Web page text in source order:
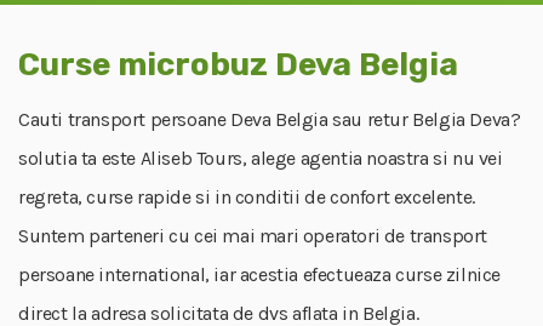
Curse microbuz Deva Belgia
Cauti transport persoane Deva Belgia sau retur Belgia Deva?
solutia ta este Aliseb Tours, alege agentia noastra si nu vei
regreta, curse rapide si in conditii de confort excelente.
Suntem parteneri cu cei mai mari operatori de transport
persoane international, iar acestia efectueaza curse zilnice
direct la adresa solicitata de dvs aflata in Belgia.